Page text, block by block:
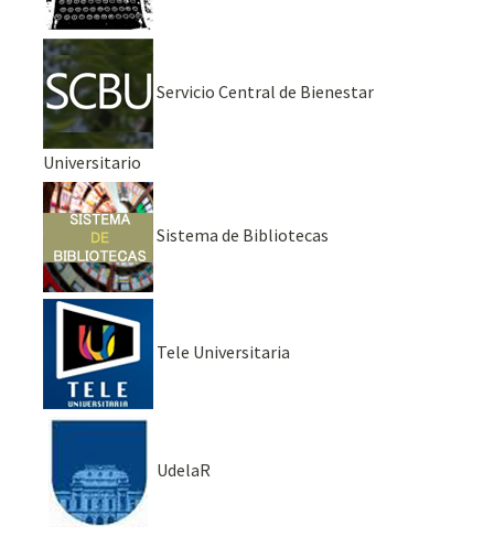
Servicio Central de Bienestar
Universitario
Sistema de Bibliotecas
Tele Universitaria
UdelaR